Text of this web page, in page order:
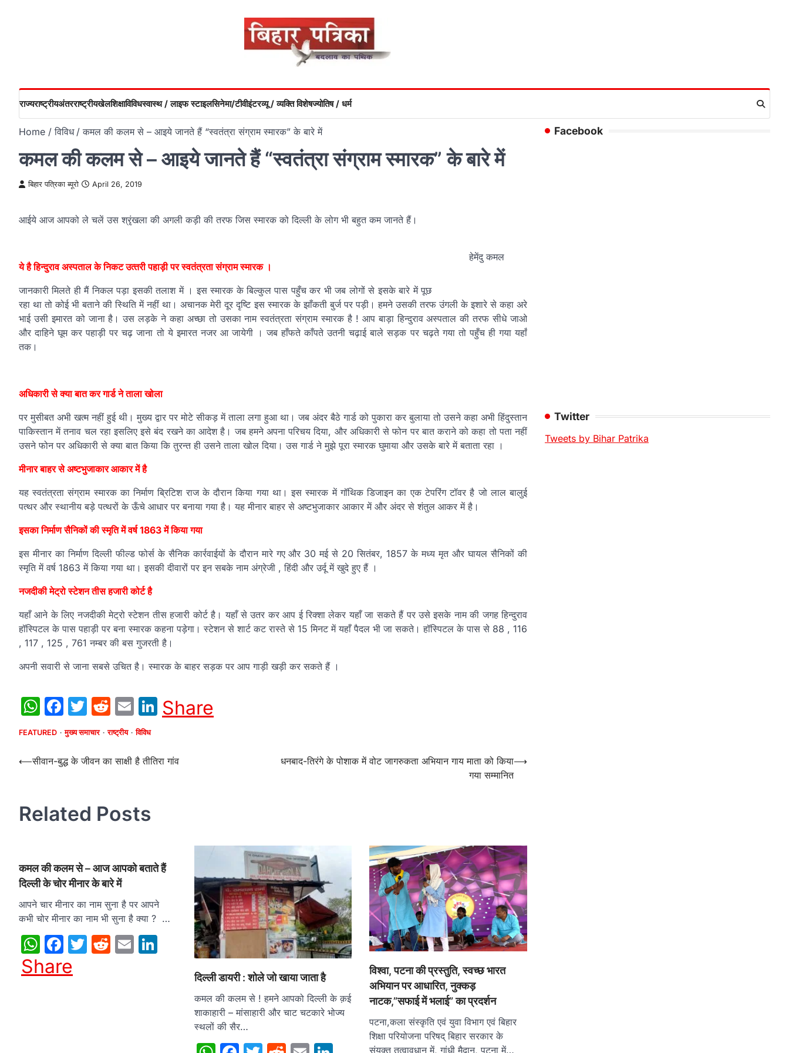
राज्यराष्ट्रीयअंतरराष्ट्रीयखेलशिक्षाविविधस्वास्थ / लाइफ स्टाइलसिनेमा/टीवीइंटरव्यू / व्यक्ति विशेषज्योतिष / धर्म
Home विविध कमल की कलम से – आइये जानते हैं “स्वतंत्रा संग्राम स्मारक” के बारे में
कमल की कलम से – आइये जानते हैं “स्वतंत्रा संग्राम स्मारक” के बारे में
बिहार पत्रिका ब्यूरो April 26, 2019
आईये आज आपको ले चलें उस श्रृंखला की अगली कड़ी की तरफ जिस स्मारक को दिल्ली के लोग भी बहुत कम जानते हैं।
हेमेंदु कमल
ये है हिन्‍दुराव अस्‍पताल के निकट उत्‍तरी पहाड़ी पर स्‍वतंत्रता संग्राम स्‍मारक ।
जानकारी मिलते ही मैं निकल पड़ा इसकी तलाश में । इस स्मारक के बिल्कुल पास पहुँच कर भी जब लोगों से इसके बारे में पूछ
रहा था तो कोई भी बताने की स्थिति में नहीं था। अचानक मेरी दूर दृष्टि इस स्मारक के झाँकती बुर्ज पर पड़ी। हमने उसकी तरफ उंगली के इशारे से कहा अरे
भाई उसी इमारत को जाना है। उस लड़के ने कहा अच्छा तो उसका नाम स्वतंत्रता संग्राम स्मारक है ! आप बाड़ा हिन्दुराव अस्पताल की तरफ सीधे जाओ
और दाहिने घूम कर पहाड़ी पर चढ़ जाना तो ये इमारत नजर आ जायेगी । जब हाँफते काँपते उतनी चढ़ाई बाले सड़क पर चढ़ते गया तो पहुँच ही गया यहाँ
तक।
अधिकारी से क्या बात कर गार्ड ने ताला खोला
पर मुसीबत अभी खत्म नहीं हुई थी। मुख्य द्वार पर मोटे सीकड़ में ताला लगा हुआ था। जब अंदर बैठे गार्ड को पुकारा कर बुलाया तो उसने कहा अभी हिंदुस्तान
पाकिस्तान में तनाव चल रहा इसलिए इसे बंद रखने का आदेश है। जब हमने अपना परिचय दिया, और अधिकारी से फोन पर बात कराने को कहा तो पता नहीं
उसने फोन पर अधिकारी से क्या बात किया कि तुरन्त ही उसने ताला खोल दिया। उस गार्ड ने मुझे पूरा स्मारक घुमाया और उसके बारे में बताता रहा ।
मीनार बाहर से अष्‍टभुजाकार आकार में है
यह स्‍वतंत्रता संग्राम स्‍मारक का निर्माण ब्रिटिश राज के दौरान किया गया था। इस स्‍मारक में गॉथिक डिजाइन का एक टेपरिंग टॉवर है जो लाल बालुई
पत्थर और स्‍थानीय बड़े पत्‍थरों के ऊँचे आधार पर बनाया गया है। यह मीनार बाहर से अष्‍टभुजाकार आकार में और अंदर से शंतुल आकर में है।
इसका निर्माण सैनिकों की स्मृति में वर्ष 1863 में किया गया
इस मीनार का निर्माण दिल्‍ली फील्‍ड फोर्स के सैनिक कार्रवाईयों के दौरान मारे गए और 30 मई से 20 सितंबर, 1857 के मध्‍य मृत और घायल सैनिकों की
स्मृति में वर्ष 1863 में किया गया था। इसकी दीवारों पर इन सबके नाम अंग्रेजी , हिंदी और उर्दू में खुदे हुए हैं ।
नजदीकी मेट्रो स्टेशन तीस हजारी कोर्ट है
यहाँ आने के लिए नजदीकी मेट्रो स्टेशन तीस हजारी कोर्ट है। यहाँ से उतर कर आप ई रिक्शा लेकर यहाँ जा सकते हैं पर उसे इसके नाम की जगह हिन्दुराव
हॉस्पिटल के पास पहाड़ी पर बना स्मारक कहना पड़ेगा। स्टेशन से शार्ट कट रास्ते से 15 मिनट में यहाँ पैदल भी जा सकते। हॉस्पिटल के पास से 88 , 116
, 117 , 125 , 761 नम्बर की बस गुजरती है।
अपनी सवारी से जाना सबसे उचित है। स्मारक के बाहर सड़क पर आप गाड़ी खड़ी कर सकते हैं ।
WhatsApp
Facebook
Twitter
Reddit
EmailLinkedIn
Share
FEATURED मुख्य समाचार राष्ट्रीय विविध
Post
⟵सीवान-बुद्ध के जीवन का साक्षी है तीतिरा गांव
धनबाद-तिरंगे के पोशाक में वोट जागरुकता अभियान गाय माता को किया
गया सम्मानित
⟶
Related Posts
कमल की कलम से – आज आपको बताते हैं
दिल्ली के चोर मीनार के बारे में
आपने चार मीनार का नाम सुना है पर आपने
कभी चोर मीनार का नाम भी सुना है क्या ? …
WhatsApp
Facebook
Twitter
Reddit
EmailLinkedIn
Share
दिल्ली डायरी : शोले जो खाया जाता है
कमल की कलम से ! हमने आपको दिल्ली के क़ई
शाकाहारी – मांसाहारी और चाट चटकारे भोज्य
स्थलों की सैर…
विश्वा, पटना की प्रस्तुति, स्वच्छ भारत
अभियान पर आधारित, नुक्कड़
नाटक,”सफाई में भलाई” का प्रदर्शन
पटना,कला संस्कृति एवं युवा विभाग एवं बिहार
शिक्षा परियोजना परिषद् बिहार सरकार के
संयुक्त तत्वावधान में, गांधी मैदान, पटना में…
Facebook
Twitter
Tweets by Bihar Patrika